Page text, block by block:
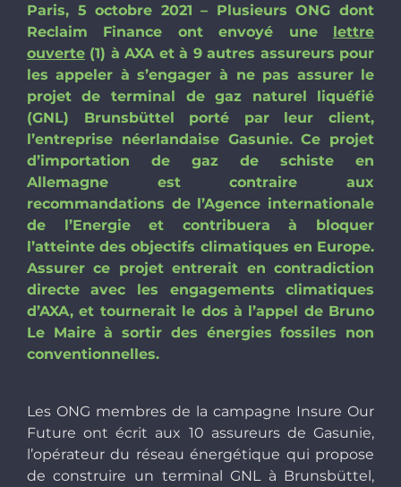
Paris, 5 octobre 2021 – Plusieurs ONG dont
Reclaim Finance ont envoyé une lettre
ouverte(1) à AXA et à 9 autres assureurs pour
les appeler à s’engager à ne pas assurer le
projet de terminal de gaz naturel liquéfié
(GNL) Brunsbüttel porté par leur client,
l’entreprise néerlandaise Gasunie. Ce projet
d’importation de gaz de schiste en
Allemagne est contraire aux
recommandations de l’Agence internationale
de l’Energie et contribuera à bloquer
l’atteinte des objectifs climatiques en Europe.
Assurer ce projet entrerait en contradiction
directe avec les engagements climatiques
d’AXA, et tournerait le dos à l’appel de Bruno
Le Maire à sortir des énergies fossiles non
conventionnelles.
Les ONG membres de la campagne Insure Our
Future ont écrit aux 10 assureurs de Gasunie,
l’opérateur du réseau énergétique qui propose
de construire un terminal GNL à Brunsbüttel,